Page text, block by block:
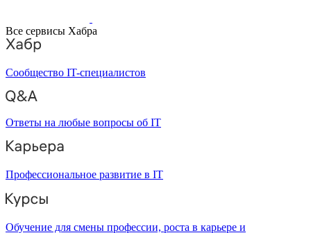
Все сервисы Хабра
Сообщество IT-специалистов
Ответы на любые вопросы об IT
Профессиональное развитие в IT
Обучение для смены профессии, роста в карьере и